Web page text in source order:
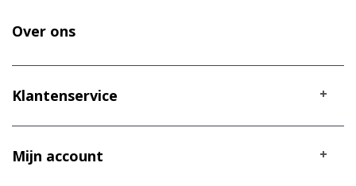
Over ons
Klantenservice
Mijn account